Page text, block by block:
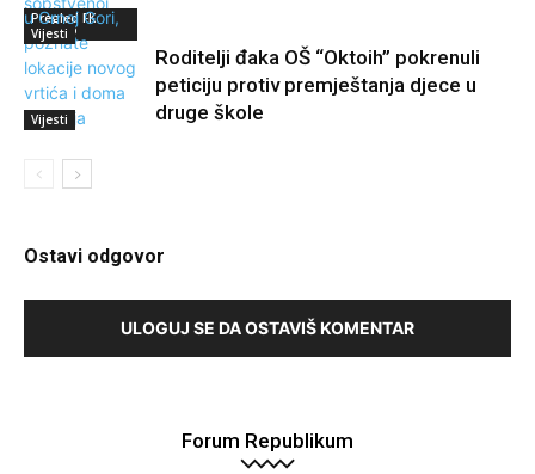
Pregled FK
Zabjelo
Vijesti
Vijesti
Roditelji đaka OŠ “Oktoih” pokrenuli
peticiju protiv premještanja djece u
druge škole
Ostavi odgovor
ULOGUJ SE DA OSTAVIŠ KOMENTAR
Forum Republikum